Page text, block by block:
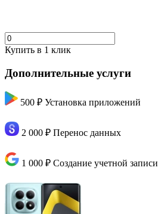
Купить в 1 клик
Дополнительные услуги
500 ₽ Установка приложений
2 000 ₽ Перенос данных
1 000 ₽ Создание учетной записи